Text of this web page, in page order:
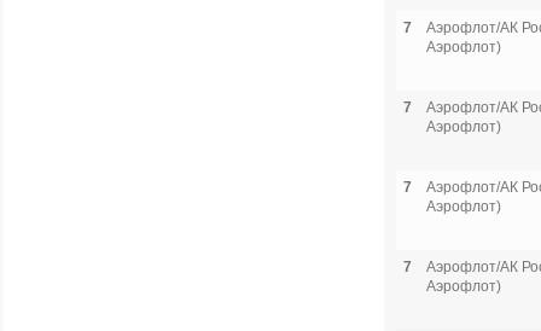
7
Аэрофлот/АК
Аэрофлот)
7
Аэрофлот/АК
Аэрофлот)
7
Аэрофлот/АК
Аэрофлот)
7
Аэрофлот/АК
Аэрофлот)